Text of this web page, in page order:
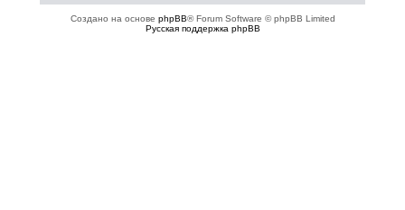
Создано на основе phpBB® Forum Software © phpBB Limited
Русская поддержка phpBB